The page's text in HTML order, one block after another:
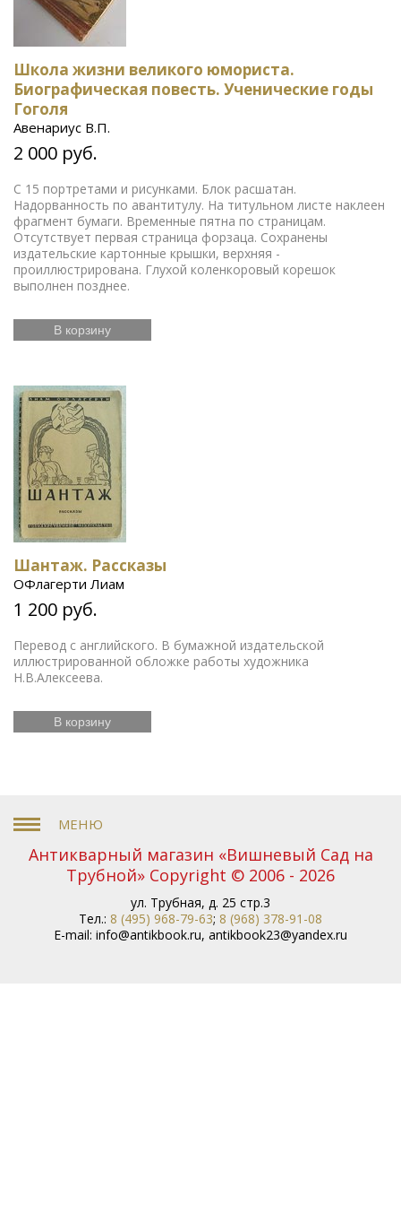
Школа жизни великого юмориста.
Биографическая повесть. Ученические годы
Гоголя
Авенариус В.П.
2 000 руб.
С 15 портретами и рисунками. Блок расшатан.
Надорванность по авантитулу. На титульном листе наклеен
фрагмент бумаги. Временные пятна по страницам.
Отсутствует первая страница форзаца. Сохранены
издательские картонные крышки, верхняя -
проиллюстрирована. Глухой коленкоровый корешок
выполнен позднее.
В корзину
Шантаж. Рассказы
ОФлагерти Лиам
1 200 руб.
Перевод с английского. В бумажной издательской
иллюстрированной обложке работы художника
Н.В.Алексеева.
В корзину
Антикварный магазин «Вишневый Сад на
Трубной» Copyright © 2006 - 2026
ул. Трубная, д. 25 стр.3
Тел.: 8 (495) 968-79-63; 8 (968) 378-91-08
E-mail: info@antikbook.ru, antikbook23@yandex.ru